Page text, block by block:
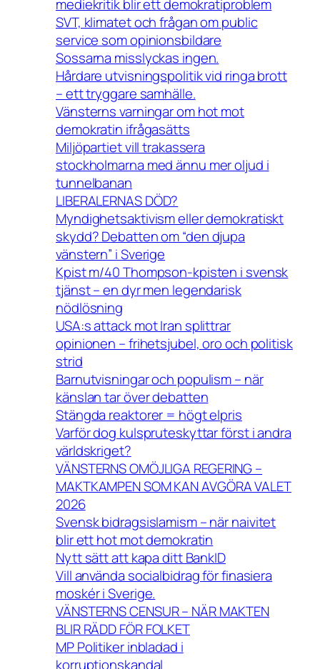
mediekritik blir ett demokratiproblem
SVT, klimatet och frågan om public
service som opinionsbildare
Sossarna misslyckas ingen.
Hårdare utvisningspolitik vid ringa brott
– ett tryggare samhälle.
Vänsterns varningar om hot mot
demokratin ifrågasätts
Miljöpartiet vill trakassera
stockholmarna med ännu mer oljud i
tunnelbanan
LIBERALERNAS DÖD?
Myndighetsaktivism eller demokratiskt
skydd? Debatten om “den djupa
vänstern” i Sverige
Kpist m/40 Thompson-kpisten i svensk
tjänst – en dyr men legendarisk
nödlösning
USA:s attack mot Iran splittrar
opinionen – frihetsjubel, oro och politisk
strid
Barnutvisningar och populism – när
känslan tar över debatten
Stängda reaktorer = högt elpris
Varför dog kulspruteskyttar först i andra
världskriget?
VÄNSTERNS OMÖJLIGA REGERING –
MAKTKAMPEN SOM KAN AVGÖRA VALET
2026
Svensk bidragsislamism – när naivitet
blir ett hot mot demokratin
Nytt sätt att kapa ditt BankID
Vill använda socialbidrag för finasiera
moskér i Sverige.
VÄNSTERNS CENSUR – NÄR MAKTEN
BLIR RÄDD FÖR FOLKET
MP Politiker inbladad i
korruptionskandal